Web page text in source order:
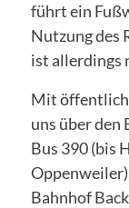
führt ein
Nutzung des
ist allerdings
Mit
uns über den
Bus 390 (bis
Bahnhof